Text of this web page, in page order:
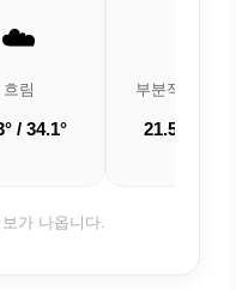
☁️
흐림
/ 34.1°
부분적으로 흐
21.5° /
가 나옵니다.